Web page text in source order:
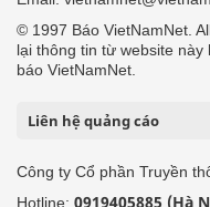
© 1997 Báo VietNamNet.
lại thông tin từ website
báo VietNamNet.
Liên hệ quảng cáo
Công ty Cổ phần Truyền
Hotline: 0919405885 (Hà